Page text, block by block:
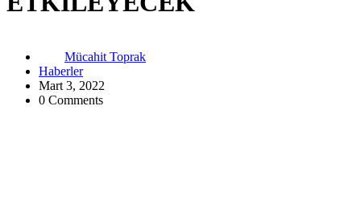
Mücahit Toprak
Haberler
Mart 3, 2022
0 Comments